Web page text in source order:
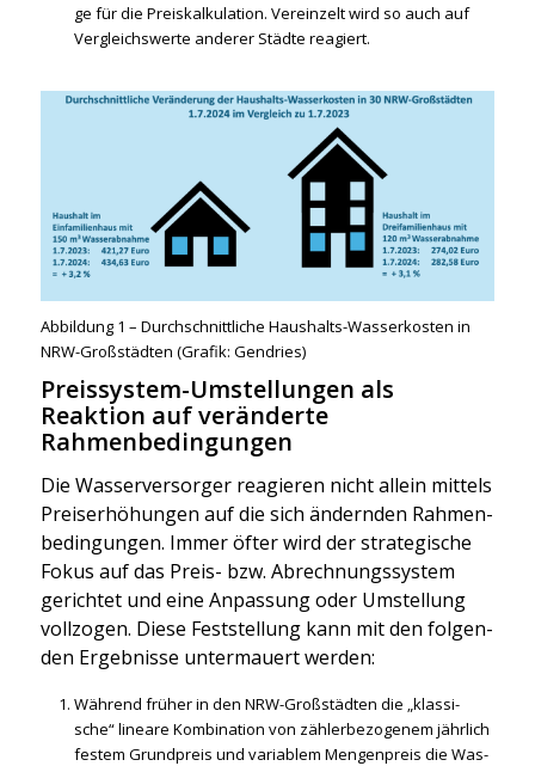
ge für die Preis­kal­ku­la­ti­on. Ver­ein­zelt wird so auch auf
Ver­gleichs­wer­te ande­rer Städ­te reagiert.
Abbil­dung 1 – Durch­schnitt­li­che Haus­halts-Was­ser­kos­ten in
NRW-Groß­städ­ten (Gra­fik: Gen­d­ries)
Preissystem-Umstellungen als
Reaktion auf veränderte
Rahmenbedingungen
Die Was­ser­ver­sor­ger reagie­ren nicht allein mit­tels
Preis­er­hö­hun­gen auf die sich ändern­den Rah­men­
be­din­gun­gen. Immer öfter wird der stra­te­gi­sche
Fokus auf das Preis- bzw. Abrech­nungs­sys­tem
gerich­tet und eine Anpas­sung oder Umstel­lung
voll­zo­gen. Die­se Fest­stel­lung kann mit den fol­gen­
den Ergeb­nis­se unter­mau­ert wer­den:
Wäh­rend frü­her in den NRW-Groß­städ­ten die „klas­si­
sche“ linea­re Kom­bi­na­ti­on von zäh­ler­be­zo­ge­nem jähr­lich
fes­tem Grund­preis und varia­blem Men­gen­preis die Was­